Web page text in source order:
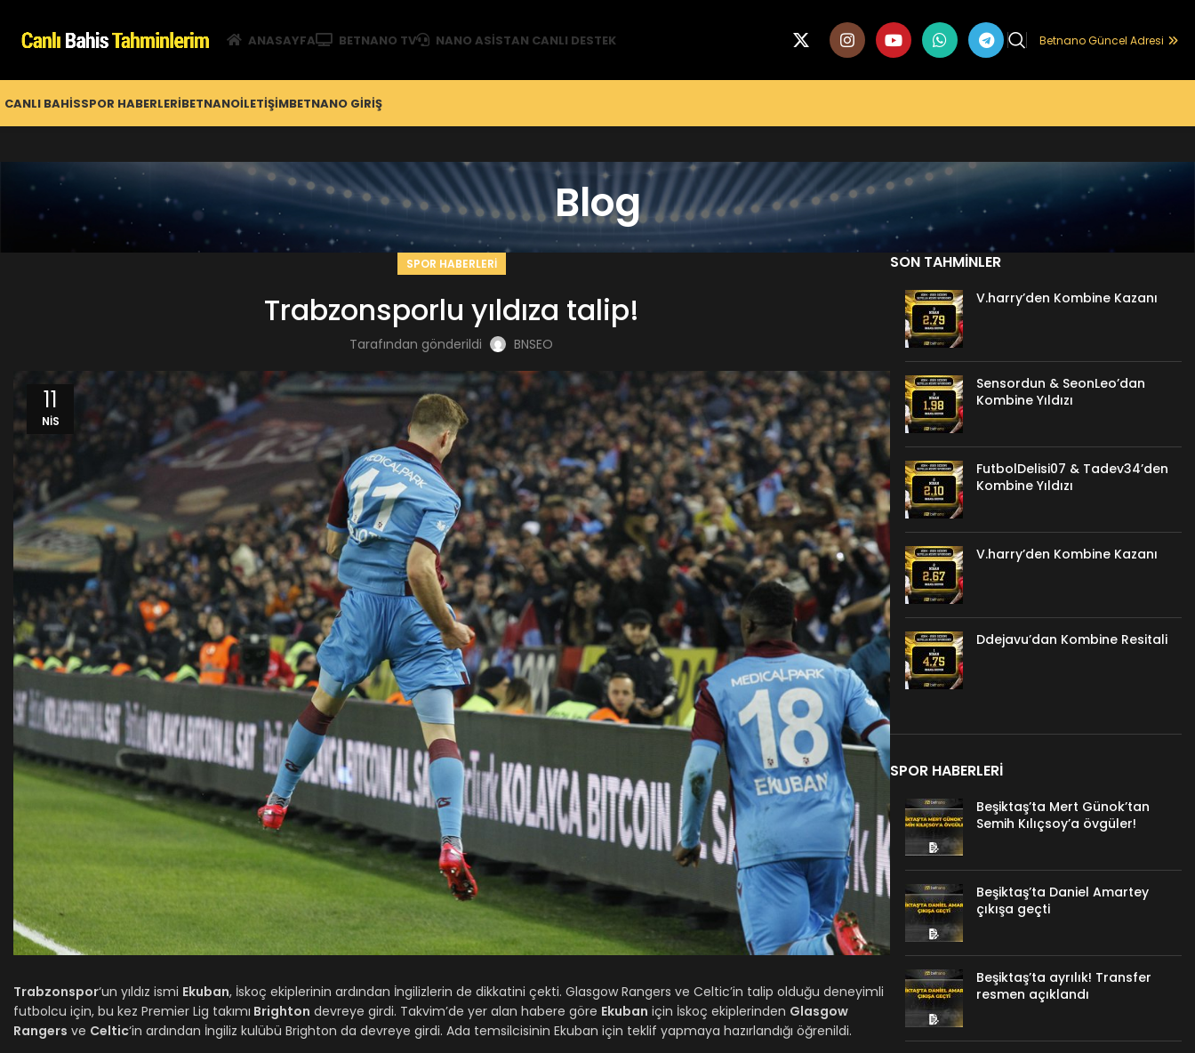
ANASAYFA BETNANO TV NANO ASISTAN CANLI DESTEK Betnano Güncel Adresi
CANLI BAHISSPOR HABERLERIBETNANOİLETIŞIMBETNANO GİRIŞ
Blog
SPOR HABERLERI
Trabzonsporlu yıldıza talip!
Tarafından gönderildi BNSEO
11
NIS
Trabzonspor‘un yıldız ismi Ekuban, İskoç ekiplerinin ardından İngilizlerin de dikkatini çekti. Glasgow Rangers ve Celtic’in talip olduğu deneyimli
futbolcu için, bu kez Premier Lig takımı Brighton devreye girdi. Takvim’de yer alan habere göre Ekuban için İskoç ekiplerinden Glasgow
Rangers ve Celtic‘in ardından İngiliz kulübü Brighton da devreye girdi. Ada temsilcisinin Ekuban için teklif yapmaya hazırlandığı öğrenildi.
SON TAHMINLER
V.harry’den Kombine Kazanı
Sensordun & SeonLeo’dan
Kombine Yıldızı
FutbolDelisi07 & Tadev34’den
Kombine Yıldızı
V.harry’den Kombine Kazanı
Ddejavu’dan Kombine Resitali
SPOR HABERLERI
Beşiktaş’ta Mert Günok’tan
Semih Kılıçsoy’a övgüler!
Beşiktaş’ta Daniel Amartey
çıkışa geçti
Beşiktaş’ta ayrılık! Transfer
resmen açıklandı